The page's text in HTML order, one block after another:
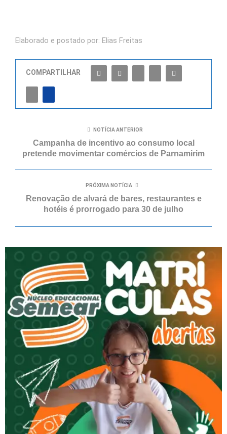
Elaborado e postado por: Elias Freitas
COMPARTILHAR
NOTÍCIA ANTERIOR
Campanha de incentivo ao consumo local
pretende movimentar comércios de Parnamirim
PRÓXIMA NOTÍCIA
Renovação de alvará de bares, restaurantes e
hotéis é prorrogado para 30 de julho